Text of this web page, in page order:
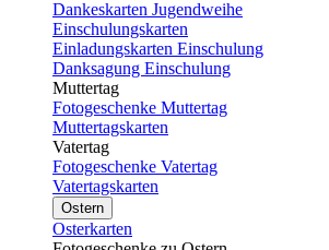
Dankeskarten Jugendweihe
Einschulungskarten
Einladungskarten Einschulung
Danksagung Einschulung
Muttertag
Fotogeschenke Muttertag
Muttertagskarten
Vatertag
Fotogeschenke Vatertag
Vatertagskarten
Ostern
Osterkarten